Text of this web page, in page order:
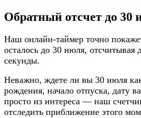
Обратный отсчет до 30
Наш онлайн-таймер точно
осталось до 30 июля,
секунды.
Неважно, ждете ли вы 30 июля
рождения, начало отпуска, дату
просто из интереса — наш
отследить приближение этого